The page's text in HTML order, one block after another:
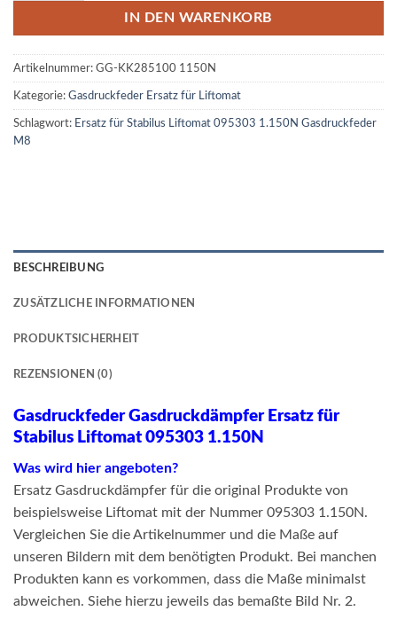
IN DEN WARENKORB
Artikelnummer: GG-KK285100 1150N
Kategorie: Gasdruckfeder Ersatz für Liftomat
Schlagwort: Ersatz für Stabilus Liftomat 095303 1.150N Gasdruckfeder
M8
BESCHREIBUNG
ZUSÄTZLICHE INFORMATIONEN
PRODUKTSICHERHEIT
REZENSIONEN (0)
Gasdruckfeder Gasdruckdämpfer Ersatz für
Stabilus Liftomat 095303 1.150N
Was wird hier angeboten?
Ersatz Gasdruckdämpfer für die original Produkte von
beispielsweise Liftomat mit der Nummer 095303 1.150N.
Vergleichen Sie die Artikelnummer und die Maße auf
unseren Bildern mit dem benötigten Produkt. Bei manchen
Produkten kann es vorkommen, dass die Maße minimalst
abweichen. Siehe hierzu jeweils das bemaßte Bild Nr. 2.